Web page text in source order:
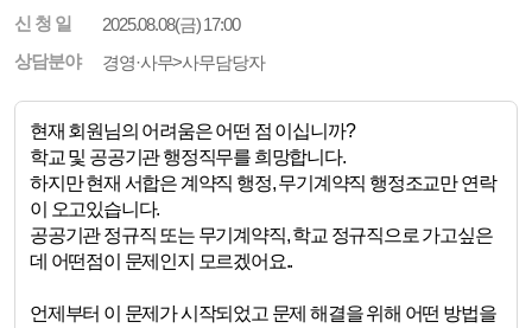
신 청 일
2025.08.08(금) 17:00
상담분야
경영·사무>사무담당자
현재 회원님의 어려움은 어떤 점 이십니까?
학교 및 공공기관 행정직무를 희망합니다.
하지만 현재 서합은 계약직 행정, 무기계약직 행정조교만 연락
이 오고있습니다.
공공기관 정규직 또는 무기계약직, 학교 정규직으로 가고싶은
데 어떤점이 문제인지 모르겠어요..
언제부터 이 문제가 시작되었고 문제 해결을 위해 어떤 방법을